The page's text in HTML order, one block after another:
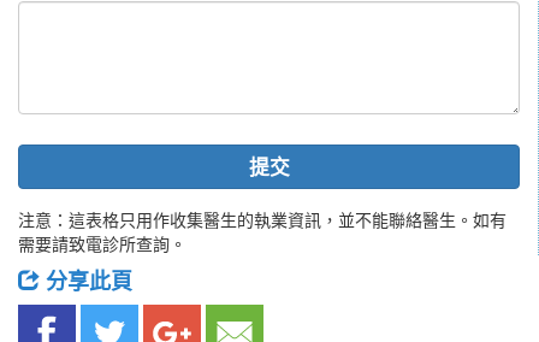
提交
注意：這表格只用作收集醫生的執業資訊，並不能聯絡醫生。如有
需要請致電診所查詢。
分享此頁